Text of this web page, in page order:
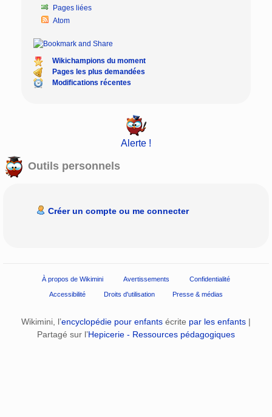
Pages liées
Atom
Wikichampions du moment
Pages les plus demandées
Modifications récentes
Alerte !
Outils personnels
Créer un compte ou me connecter
À propos de Wikimini Avertissements Confidentialité
Accessibilité Droits d'utilisation Presse & médias
Wikimini, l’encyclopédie pour enfants écrite par les enfants |
Partagé sur l’Hepicerie - Ressources pédagogiques